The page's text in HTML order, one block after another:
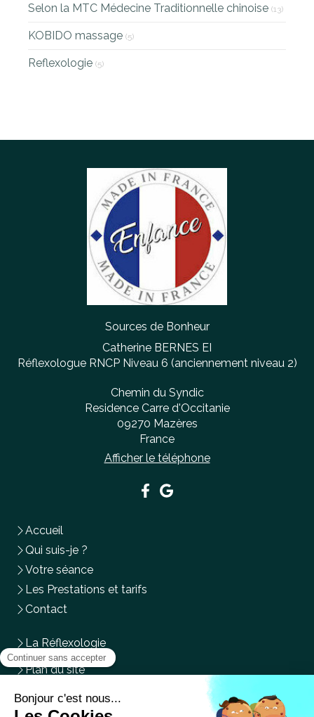
Selon la MTC Médecine Traditionnelle chinoise (13)
KOBIDO massage (5)
Reflexologie (5)
Sources de Bonheur
Catherine BERNES EI
Réflexologue RNCP Niveau 6 (anciennement niveau 2)
Chemin du Syndic
Residence Carre d'Occitanie
09270 Mazères
France
Afficher le téléphone
Accueil
Qui suis-je ?
Votre séance
Les Prestations et tarifs
Contact
La Réflexologie
Plan du site